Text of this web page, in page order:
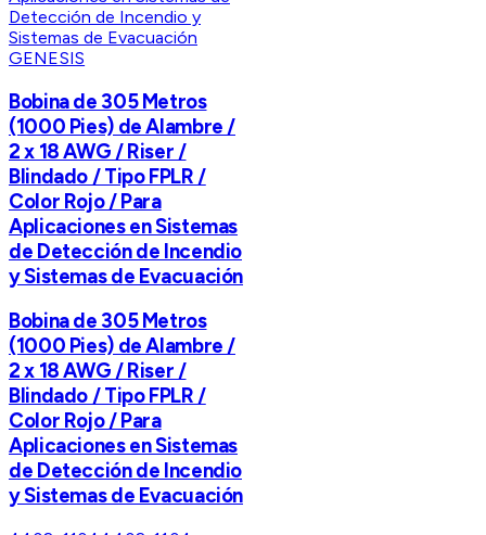
GENESIS
Bobina de 305 Metros
(1000 Pies) de Alambre /
2 x 18 AWG / Riser /
Blindado / Tipo FPLR /
Color Rojo / Para
Aplicaciones en Sistemas
de Detección de Incendio
y Sistemas de Evacuación
Bobina de 305 Metros
(1000 Pies) de Alambre /
2 x 18 AWG / Riser /
Blindado / Tipo FPLR /
Color Rojo / Para
Aplicaciones en Sistemas
de Detección de Incendio
y Sistemas de Evacuación